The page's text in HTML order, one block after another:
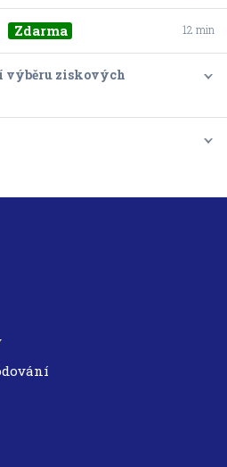
Zdarma 12 min
výběru ziskových